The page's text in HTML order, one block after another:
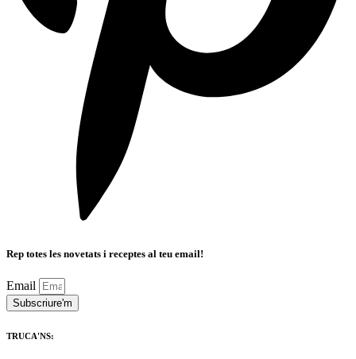
Rep totes les novetats i receptes al teu email!
Email
Subscriure'm
TRUCA'NS: